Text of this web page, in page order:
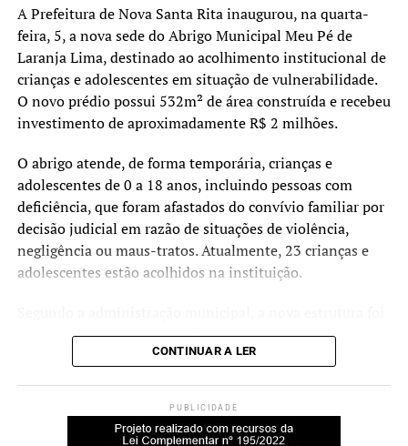
A Prefeitura de Nova Santa Rita inaugurou, na quarta-
feira, 5, a nova sede do Abrigo Municipal Meu Pé de
Laranja Lima, destinado ao acolhimento institucional de
crianças e adolescentes em situação de vulnerabilidade.
O novo prédio possui 532m² de área construída e recebeu
investimento de aproximadamente R$ 2 milhões.
O abrigo atende, de forma temporária, crianças e
adolescentes de 0 a 18 anos, incluindo pessoas com
deficiência, que foram afastados do convívio familiar por
decisão judicial em razão de situações de violência,
negligência ou maus-tratos. Atualmente, 23 crianças e
adolescentes estão acolhidos na instituição.
planejada para oferecer ambientes mais amplos,
acessíveis e adequados às necessidades dos acolhidos e
Durante a cerimônia de inauguração, o prefeito Rodrigo
Battistella afirmou que a entrega da nova sede representa
CONTINUAR A LER
PUBLICIDADE